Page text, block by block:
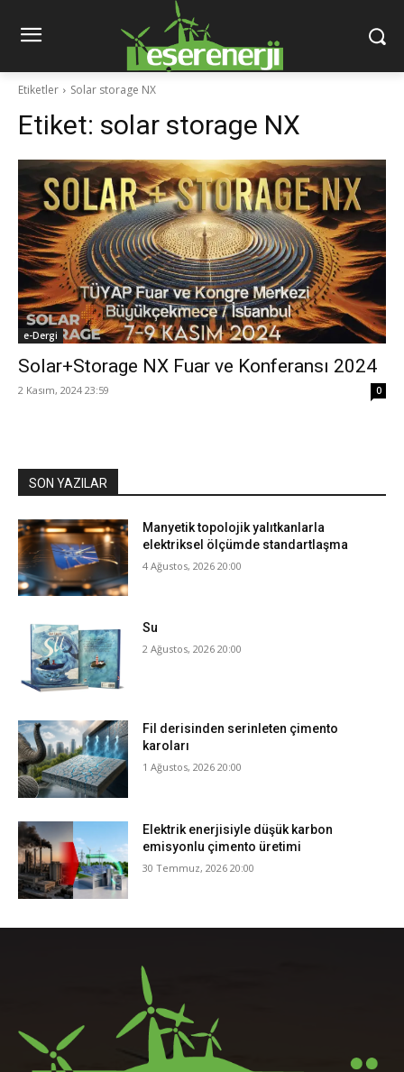
Etiketler Solar storage NX
Etiket: solar storage NX
e-Dergi
Solar+Storage NX Fuar ve Konferansı 2024
2 Kasım, 2024 23:59 0
SON YAZILAR
Manyetik topolojik yalıtkanlarla
elektriksel ölçümde standartlaşma
4 Ağustos, 2026 20:00
Su
2 Ağustos, 2026 20:00
Fil derisinden serinleten çimento
karoları
1 Ağustos, 2026 20:00
Elektrik enerjisiyle düşük karbon
emisyonlu çimento üretimi
30 Temmuz, 2026 20:00